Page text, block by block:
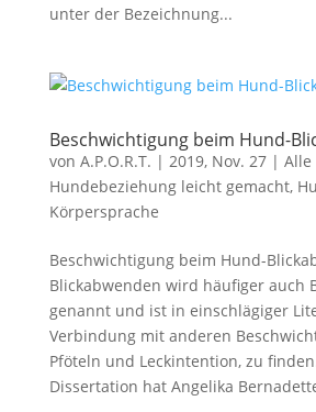
unter der Bezeichnung...
Beschwichtigung beim Hund-
von A.P.O.R.T. | 2019, Nov. 27| Alle
Hundebeziehung leicht gemacht,
Körpersprache
Beschwichtigung beim Hund-
Blickabwenden wird häufiger auch
genannt und ist in einschlägiger
Verbindung mit anderen
Pföteln und Leckintention, zu
Dissertation hat Angelika